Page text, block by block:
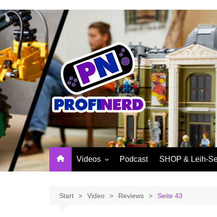
Inhalt
springen
Videos
Reviews
Podcast SHOP & Leih-
Sinnvolle
Start Video Reviews Seite 43